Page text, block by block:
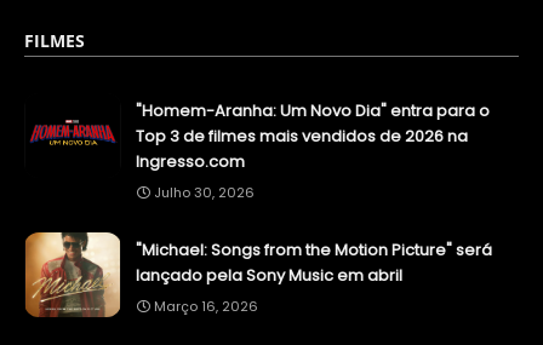
FILMES
"Homem-Aranha: Um Novo Dia" entra para o
Top 3 de filmes mais vendidos de 2026 na
Ingresso.com
Julho 30, 2026
"Michael: Songs from the Motion Picture" será
lançado pela Sony Music em abril
Março 16, 2026